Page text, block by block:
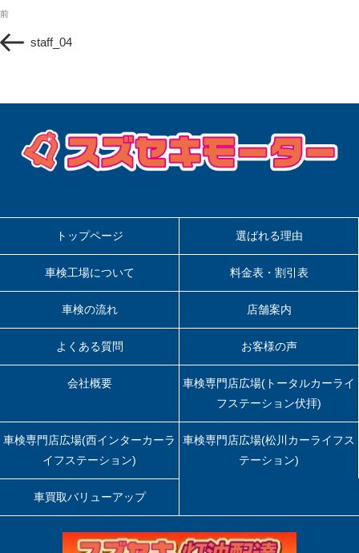
稿
ナ
ビ
シ
過
去
の
前
staff_04
トップページ 選ばれる理由
車検工場について 料金表・割引表
車検の流れ 店舗案内
よくある質問 お客様の声
会社概要
車検専門店広場(トータルカーライ
フステーション伏拝)
車検専門店広場(西インターカーラ
イフステーション)
車検専門店広場(松川カーライフス
テーション)
車買取バリューアップ